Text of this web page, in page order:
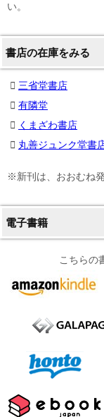
い。
書店の在庫をみる
三省堂書店
有隣堂
くまざわ書店
丸善ジュンク堂書
※新刊は、おおむね
電子書籍
こちらの